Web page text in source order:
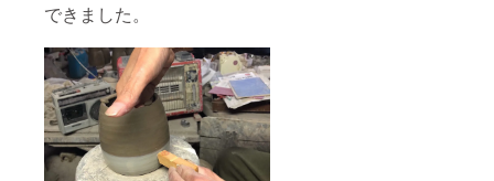
できました。